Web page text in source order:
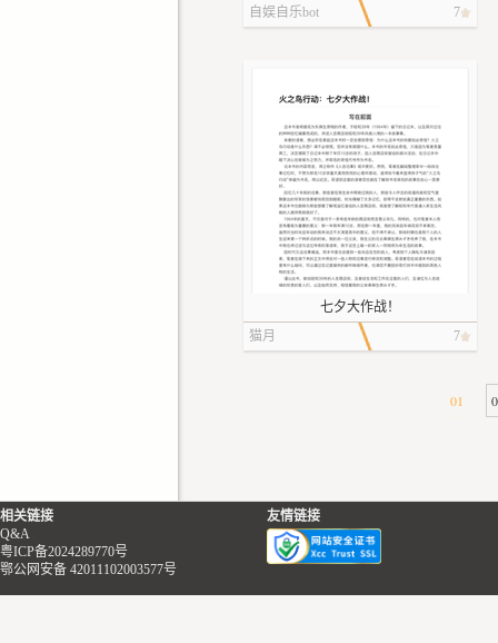
自娱自乐bot
7
七夕大作战！
猫月
7
01
相关链接
Q&A
粤ICP备2024289770号
鄂公网安备 42011102003577号
友情链接